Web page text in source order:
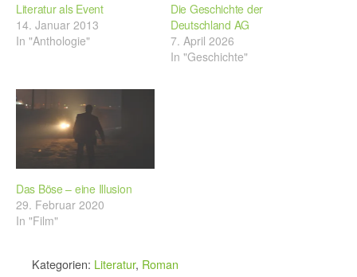
Literatur als Event
14. Januar 2013
In "Anthologie"
Die Geschichte der
Deutschland AG
7. April 2026
In "Geschichte"
Das Böse – eine Illusion
29. Februar 2020
In "Film"
Kategorien: Literatur, Roman